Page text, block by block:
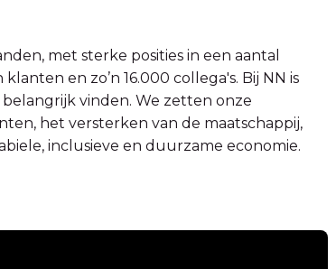
met sterke posities in een aantal
en zo’n 16.000 collega's. Bij NN is
vinden. We zetten onze
het versterken van de maatschappij,
inclusieve en duurzame economie.